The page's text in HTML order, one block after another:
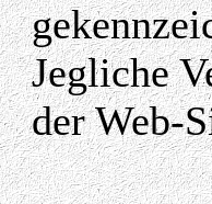
Jegliche
der Web-